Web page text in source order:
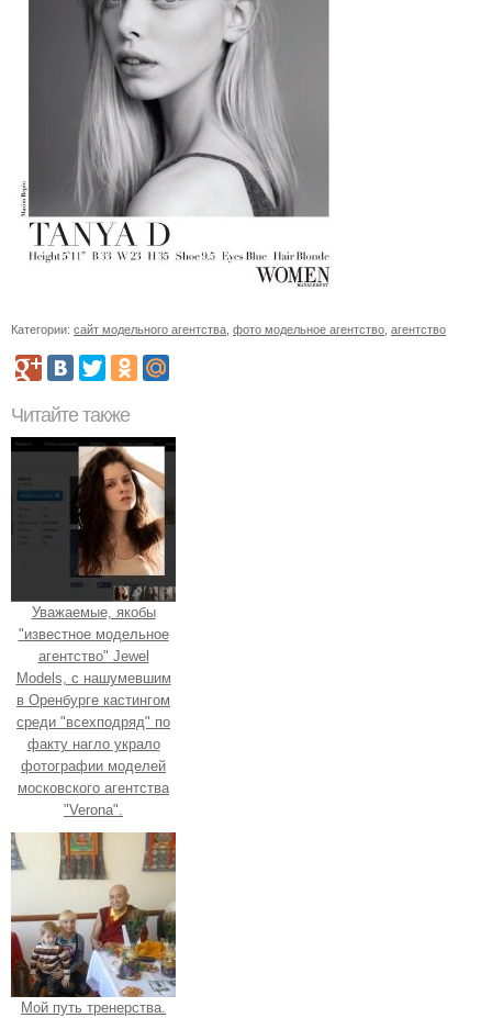
Категории: сайт модельного агентства, фото модельное агентство, агентство
Читайте также
Уважаемые, якобы
"известное модельное
агентство" Jewel
Models, с нашумевшим
в Оренбурге кастингом
среди "всехподряд" по
факту нагло украло
фотографии моделей
московского агентства
"Verona".
Мой путь тренерства.